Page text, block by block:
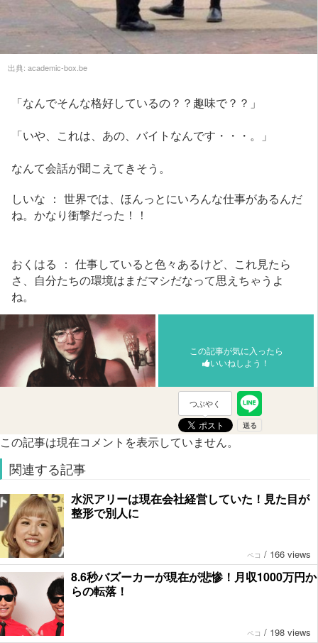
出典: academic-box.be
「なんでそんな格好しているの？？趣味で？？」
「いや、これは、あの、バイトなんです・・・。」
なんて会話が聞こえてきそう。
しいな ： 世界では、ほんっとにいろんな仕事があるんだ
ね。かなり衝撃だった！！
おくはる ： 仕事していると色々あるけど、これ見たら
さ、自分たちの環境はまだマシだなって思えちゃうよ
ね。
この記事が気に入ったら
いいねしよう！
つぶやく
この記事は現在コメントを表示していません。
関連する記事
水沢アリーは現在会社経営していた！見た目が
整形で別人に
ペコ / 166 views
8.6秒バズーカーが現在が悲惨！月収1000万円か
らの転落！
ペコ / 198 views